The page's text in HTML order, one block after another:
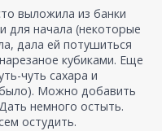
выложила из банки
для начала (некоторые
дала ей потушиться
кубиками. Еще
чуть сахара и
Можно добавить
немного остыть.
остудить.